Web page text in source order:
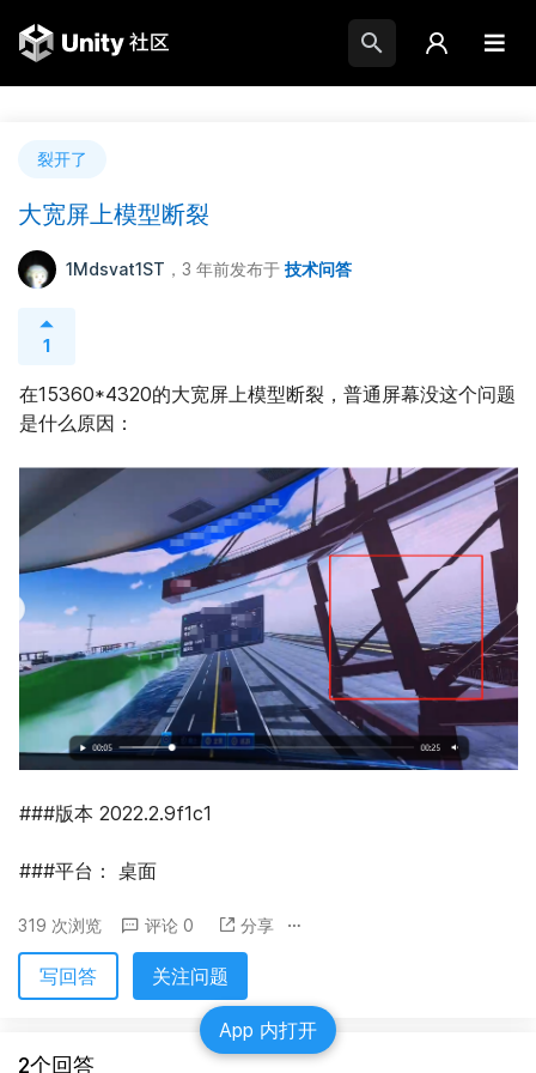
裂开了
大宽屏上模型断裂
1Mdsvat1ST ，3 年前发布于 技术问答
1
在15360*4320的大宽屏上模型断裂，普通屏幕没这个问题
是什么原因：
###版本 2022.2.9f1c1
###平台： 桌面
319 次浏览 评论 0 分享
写回答 关注问题
2个回答
App 内打开